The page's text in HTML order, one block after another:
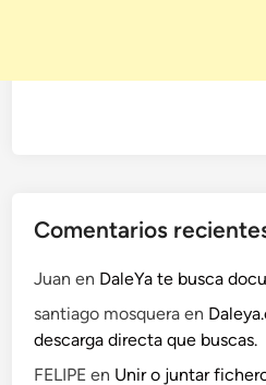
Comentarios
Juan en DaleYa te busca
santiago mosquera en
descarga directa que buscas.
FELIPE en Unir o juntar